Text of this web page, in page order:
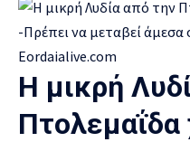
Η μικρή
Πτολεμαΐδα